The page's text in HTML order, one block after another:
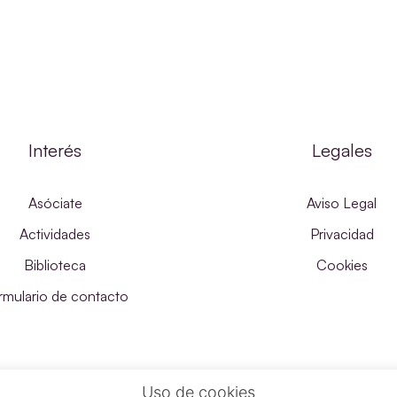
Interés
Asóciate
Actividades
Biblioteca
de contacto
Legales
Aviso Legal
Privacidad
Cookies
Uso de cookies